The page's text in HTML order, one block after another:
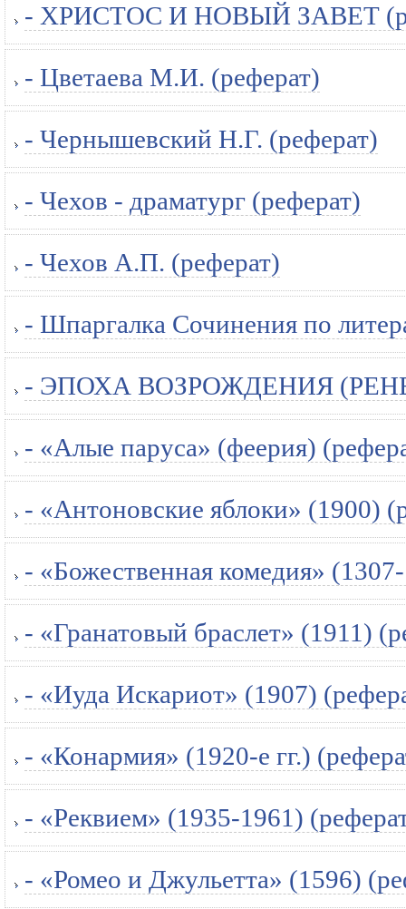
- ХРИСТОС И НОВЫЙ ЗАВЕТ
- Цветаева М.И. (реферат)
- Чернышевский Н.Г. (реферат)
- Чехов - драматург (реферат)
- Чехов А.П. (реферат)
- Шпаргалка Сочинения по
- ЭПОХА ВОЗРОЖДЕНИЯ
- «Алые паруса» (феерия)
- «Антоновские яблоки» (1900)
- «Божественная комедия»
- «Гранатовый браслет» (1911)
- «Иуда Искариот» (1907)
- «Конармия» (1920-е гг.)
- «Реквием» (1935-1961)
- «Ромео и Джульетта» (1596)